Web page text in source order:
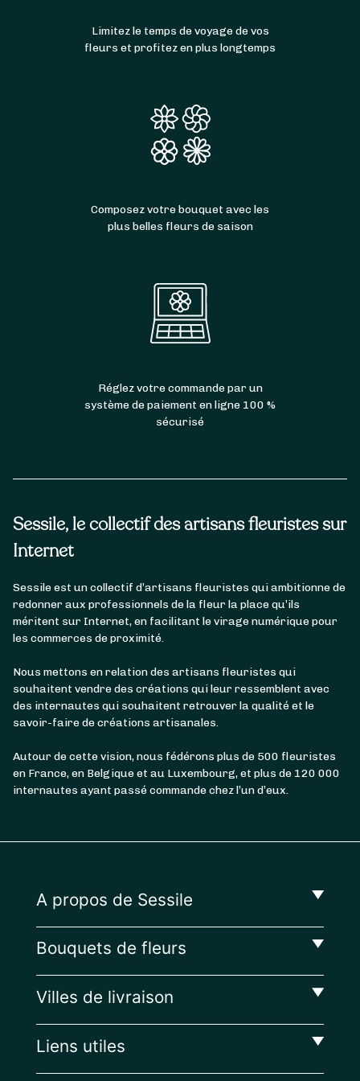
Sessile, le collectif des artisans fleuristes sur
Internet
Sessile est un collectif d’artisans fleuristes qui ambitionne de
redonner aux professionnels de la fleur la place qu’ils
méritent sur Internet, en facilitant le virage numérique pour
les commerces de proximité.
Nous mettons en relation des artisans fleuristes qui
souhaitent vendre des créations qui leur ressemblent avec
des internautes qui souhaitent retrouver la qualité et le
savoir-faire de créations artisanales.
Autour de cette vision, nous fédérons plus de 500 fleuristes
en France, en Belgique et au Luxembourg, et plus de 120 000
internautes ayant passé commande chez l’un d’eux.
Limitez le temps de voyage de vos
fleurs et profitez en plus longtemps
Composez votre bouquet avec les
plus belles fleurs de saison
Réglez votre commande par un
système de paiement en ligne 100 %
sécurisé
A propos de Sessile
Bouquets de fleurs
Villes de livraison
Liens utiles